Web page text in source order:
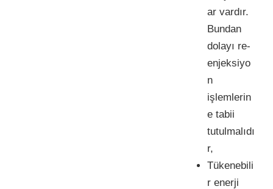
ar vardır.
Bundan
dolayı re-
enjeksiyo
n
işlemlerin
e tabii
tutulmalıdı
r,
Tükenebili
r enerji